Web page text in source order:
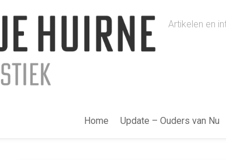
Artikelen en
Home Update – Ouders van Nu